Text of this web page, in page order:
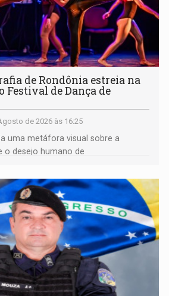
de Rondônia estreia na
Festival de Dança de
de 2026 às 16:25
uma metáfora visual sobre a
o desejo humano de